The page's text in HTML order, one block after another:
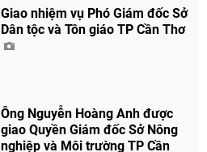
Giao nhiệm vụ Phó Giám đốc Sở
Dân tộc và Tôn giáo TP Cần Thơ
Ông Nguyễn Hoàng Anh được
giao Quyền Giám đốc Sở Nông
nghiệp và Môi trường TP Cần